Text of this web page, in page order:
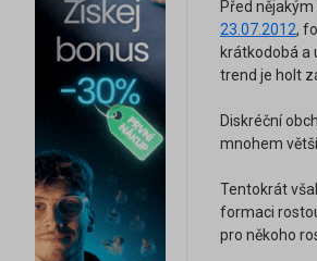
Před
23.07.2012,
krátkodobá a
trend je holt
Diskréční
mnohem
Tentokrát
formaci
pro někoho